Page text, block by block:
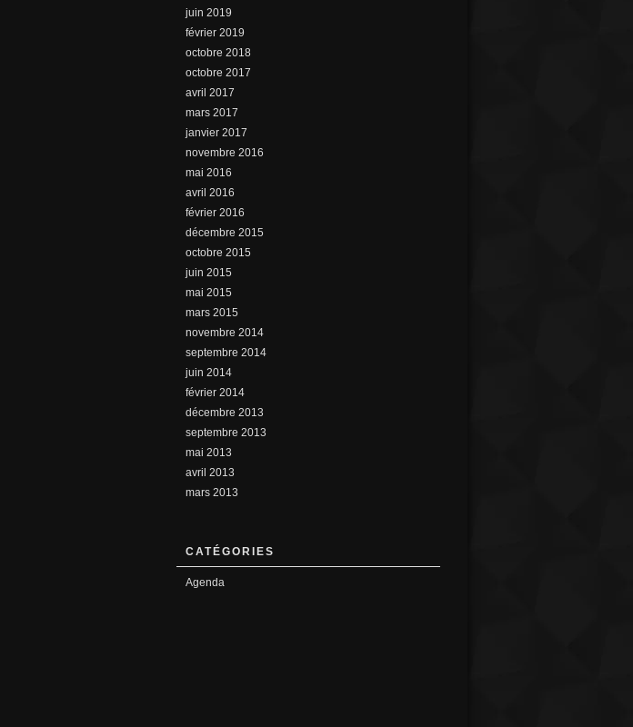
juin 2019
février 2019
octobre 2018
octobre 2017
avril 2017
mars 2017
janvier 2017
novembre 2016
mai 2016
avril 2016
février 2016
décembre 2015
octobre 2015
juin 2015
mai 2015
mars 2015
novembre 2014
septembre 2014
juin 2014
février 2014
décembre 2013
septembre 2013
mai 2013
avril 2013
mars 2013
CATÉGORIES
Agenda